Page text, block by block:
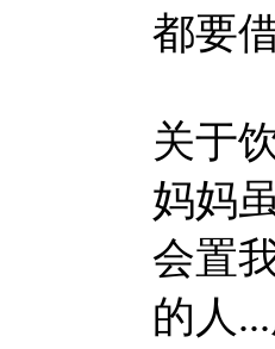
都要
关于
妈妈
会置
的人